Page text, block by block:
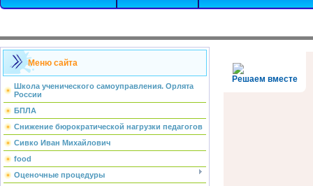
Меню сайта
Школа ученического самоуправления. Орлята
России
БПЛА
Снижение бюрократической нагрузки педагогов
Сивко Иван Михайлович
food
Оценочные процедуры
Решаем вместе